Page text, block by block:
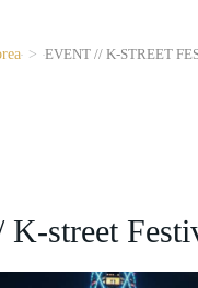
> EVENT // K-STREET
street